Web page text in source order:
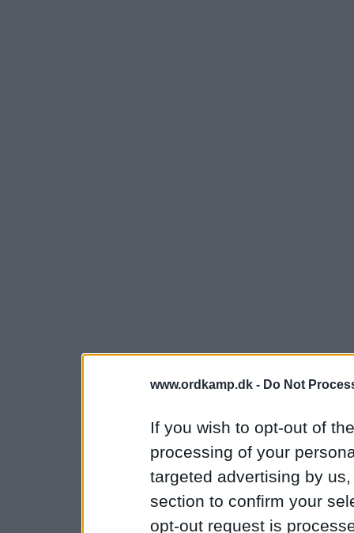
www.ordkamp.dk - Do Not
If you wish to opt-out of
processing of your
targeted advertising by
section to confirm your
opt-out request is